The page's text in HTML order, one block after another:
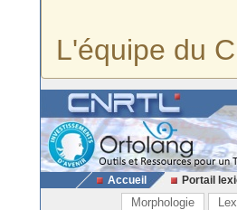
L'équipe du
Accueil Portail
Morphologie